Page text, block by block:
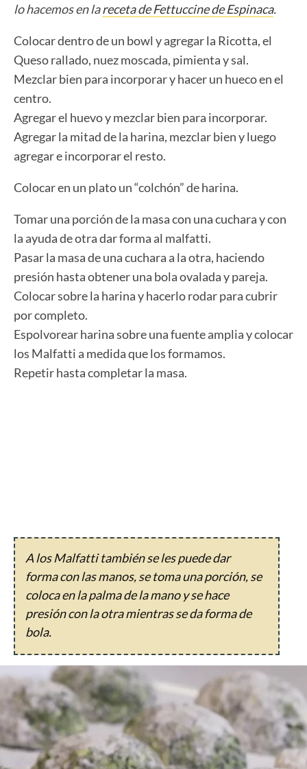
lo hacemos en lareceta de Fettuccine de Espinaca.
Colocar dentro de un bowl y agregar la Ricotta, el
Queso rallado, nuez moscada, pimienta y sal.
Mezclar bien para incorporar y hacer un hueco en el
centro.
Agregar el huevo y mezclar bien para incorporar.
Agregar la mitad de la harina, mezclar bien y luego
agregar e incorporar el resto.
Colocar en un plato un “colchón” de harina.
Tomar una porción de la masa con una cuchara y con
la ayuda de otra dar forma al malfatti.
Pasar la masa de una cuchara a la otra, haciendo
presión hasta obtener una bola ovalada y pareja.
Colocar sobre la harina y hacerlo rodar para cubrir
por completo.
Espolvorear harina sobre una fuente amplia y colocar
los Malfatti a medida que los formamos.
Repetir hasta completar la masa.
A los Malfatti también se les puede dar
forma con las manos, se toma una porción, se
coloca en la palma de la mano y se hace
presión con la otra mientras se da forma de
bola.